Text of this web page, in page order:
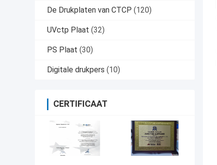
De Drukplaten van CTCP (120)
UVctp Plaat (32)
PS Plaat (30)
Digitale drukpers (10)
CERTIFICAAT